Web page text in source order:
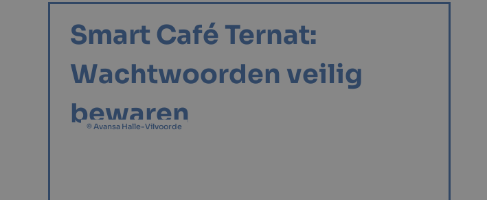
Smart Café Ternat:
Wachtwoorden veilig
bewaren
© Avansa Halle-Vilvoorde